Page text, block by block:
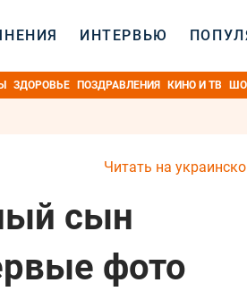
ИНТЕРВЬЮ
ЗДОРОВЬЕ ПОЗДРАВЛЕНИЯ КИНО И ТВ
Читать на
сын
фото